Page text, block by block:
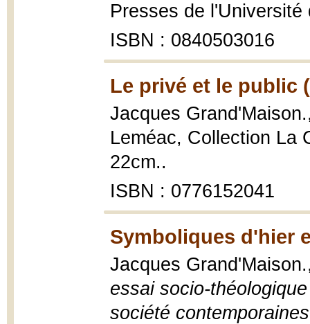
Presses de
ISBN : 0840503016
Le privé et le public
Jacques
Leméac, Collection La
22cm..
ISBN : 0776152041
Symboliques d'hier
Jacques
essai socio-
société contemporaines